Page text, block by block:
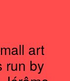
art
run by